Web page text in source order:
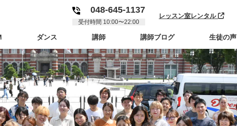
048-645-1137
受付時間 10:00〜22:00
レッスン室レンタル
ダンス 講師 講師ブログ 生徒の声